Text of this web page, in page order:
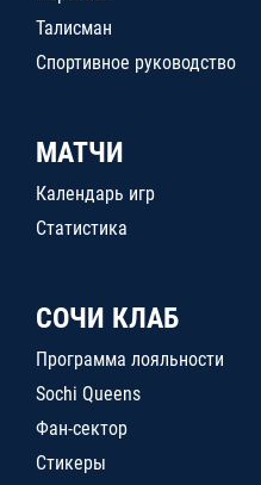
Талисман
Спортивное руководство
МАТЧИ
Календарь игр
Статистика
СОЧИ КЛАБ
Программа лояльности
Sochi Queens
Фан-сектор
Стикеры